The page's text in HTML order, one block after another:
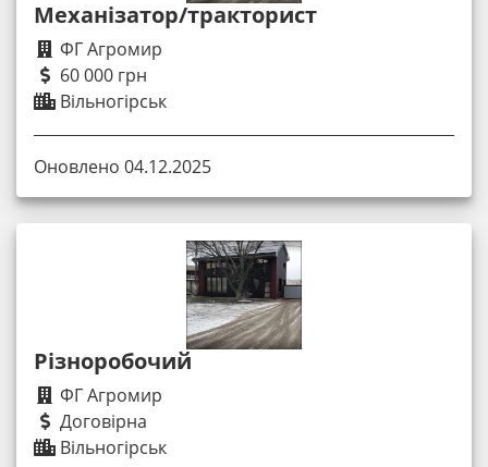
Механізатор/тракторист
ФГ Агромир
60 000 грн
Вільногірськ
Оновлено 04.12.2025
Різноробочий
ФГ Агромир
Договірна
Вільногірськ